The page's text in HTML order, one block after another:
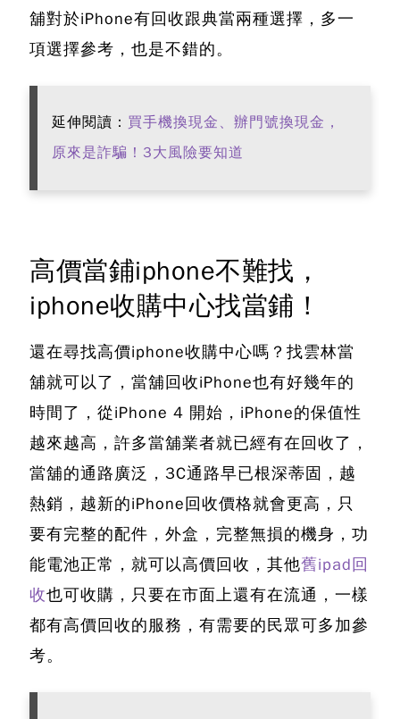
舖對於iPhone有回收跟典當兩種選擇，多一
項選擇參考，也是不錯的。
延伸閱讀： 買手機換現金、辦門號換現金，
原來是詐騙！3大風險要知道
高價當鋪iphone不難找，
iphone收購中心找當鋪！
還在尋找高價iphone收購中心嗎？找雲林當
舖就可以了，當舖回收iPhone也有好幾年的
時間了，從iPhone 4 開始，iPhone的保值性
越來越高，許多當舖業者就已經有在回收了，
當舖的通路廣泛，3C通路早已根深蒂固，越
熱銷，越新的iPhone回收價格就會更高，只
要有完整的配件，外盒，完整無損的機身，功
能電池正常，就可以高價回收，其他舊ipad回
收也可收購，只要在市面上還有在流通，一樣
都有高價回收的服務，有需要的民眾可多加參
考。